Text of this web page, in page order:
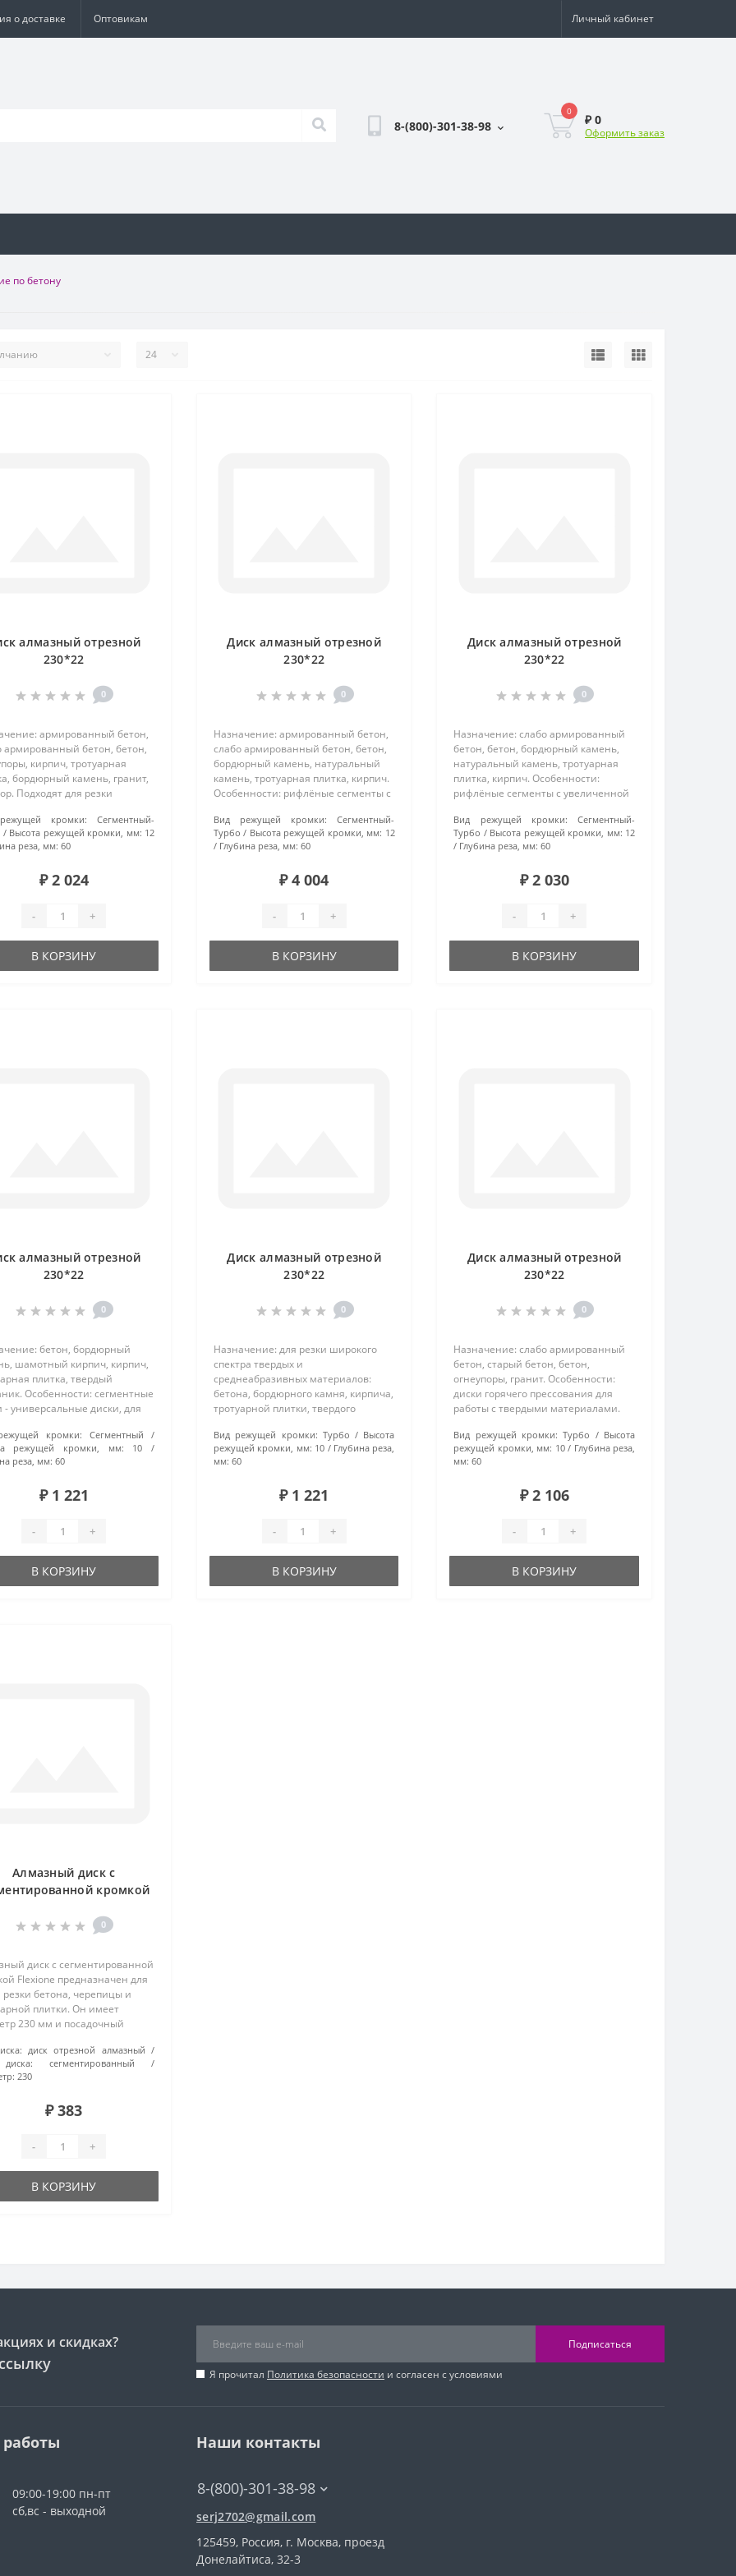
о доставке Оптовикам Личный кабинет
8-(800)-301-38-98
0
₽ 0
Оформить заказ
по бетону
алмазный отрезной
230*22
0
армированный бетон,
армированный бетон, бетон,
кирпич, тротуарная
бордюрный камень, гранит,
Подходят для резки
Особенности: турбо-
диски произведены
горяч..
кромки:
Сегментный-
Высота режущей кромки, мм: 12
реза, мм: 60
₽ 2 024
- +
В КОРЗИНУ
Диск алмазный отрезной
230*22
0
Назначение: армированный бетон,
слабо армированный бетон, бетон,
бордюрный камень, натуральный
камень, тротуарная плитка, кирпич.
Особенности: рифлёные сегменты с
кромки обеспечивают высокую
скорость реза и высокий ресурс...
Вид режущей кромки:
Сегментный-
Турбо
Высота режущей кромки, мм: 12
Глубина реза, мм: 60
₽ 4 004
- +
В КОРЗИНУ
Диск алмазный отрезной
230*22
0
Назначение: слабо армированный
бетон, бетон, бордюрный камень,
натуральный камень, тротуарная
плитка, кирпич. Особенности:
рифлёные сегменты с увеличенной
обеспечивают высокую скорость
реза, перфорация корпуса
способствует доп..
Вид режущей кромки:
Сегментный-
Турбо
Высота режущей кромки, мм: 12
Глубина реза, мм: 60
₽ 2 030
- +
В КОРЗИНУ
алмазный отрезной
230*22
0
бетон, бордюрный
шамотный кирпич, кирпич,
плитка, твердый
Особенности: сегментные
- универсальные диски, для
Разделение режущей
на сегменты дает
кромки:
Сегментный
режущей кромки, мм:
10
реза, мм: 60
₽ 1 221
- +
В КОРЗИНУ
Диск алмазный отрезной
230*22
0
Назначение: для резки широкого
спектра твердых и
среднеабразивных материалов:
бетона, бордюрного камня, кирпича,
тротуарной плитки, твердого
диски с рифленой кромкой, имеют
более чистый и аккуратный по
сравнению с сег..
Вид режущей кромки: Турбо
Высота
режущей кромки, мм: 10
Глубина реза,
мм: 60
₽ 1 221
- +
В КОРЗИНУ
Диск алмазный отрезной
230*22
0
Назначение: слабо армированный
бетон, старый бетон, бетон,
огнеупоры, гранит. Особенности:
диски горячего прессования для
работы с твердыми материалами.
прессование..
Вид режущей кромки: Турбо
Высота
режущей кромки, мм: 10
Глубина реза,
мм: 60
₽ 2 106
- +
В КОРЗИНУ
Алмазный диск с
кромкой
Flexione
0
диск с сегментированной
Flexione предназначен для
резки бетона, черепицы и
плитки. Он имеет
230 мм и посадочный
содержит 18
Подходит для различных
реза..
диск отрезной алмазный
сегментированный
230
₽ 383
- +
В КОРЗИНУ
и скидках? Подписаться
Я прочитал Политика безопасности и согласен с условиями
09:00-19:00 пн-пт
сб,вс - выходной
Наши контакты
8-(800)-301-38-98
serj2702@gmail.com
125459, Россия, г. Москва, проезд
Донелайтиса, 32-3